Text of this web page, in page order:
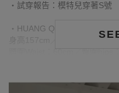
‧試穿報告：模特兒穿著S號
‧HUANG QING
身高157cm／胸圍Bust：79cm